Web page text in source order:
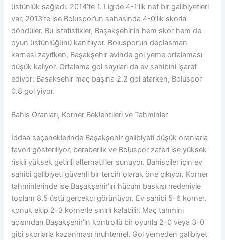
üstünlük sağladı. 2014’te 1. Lig’de 4-1’lik net bir galibiyetleri
var, 2013’te ise Boluspor’un sahasında 4-0’lık skorla
döndüler. Bu istatistikler, Başakşehir’in hem skor hem de
oyun üstünlüğünü kanıtlıyor. Boluspor’un deplasman
karnesi zayıfken, Başakşehir evinde gol yeme ortalaması
düşük kalıyor. Ortalama gol sayıları da ev sahibini işaret
ediyor: Başakşehir maç başına 2.2 gol atarken, Boluspor
0.8 gol yiyor.
Bahis Oranları, Korner Beklentileri ve Tahminler
İddaa seçeneklerinde Başakşehir galibiyeti düşük oranlarla
favori gösteriliyor, beraberlik ve Boluspor zaferi ise yüksek
riskli yüksek getirili alternatifler sunuyor. Bahisçiler için ev
sahibi galibiyeti güvenli bir tercih olarak öne çıkıyor. Korner
tahminlerinde ise Başakşehir’in hücum baskısı nedeniyle
toplam 8.5 üstü gerçekçi görünüyor. Ev sahibi 5-6 korner,
konuk ekip 2-3 kornerle sınırlı kalabilir. Maç tahmini
açısından Başakşehir’in kontrollü bir oyunla 2-0 veya 3-0
gibi skorlarla kazanması muhtemel. Gol yemeden galibiyet